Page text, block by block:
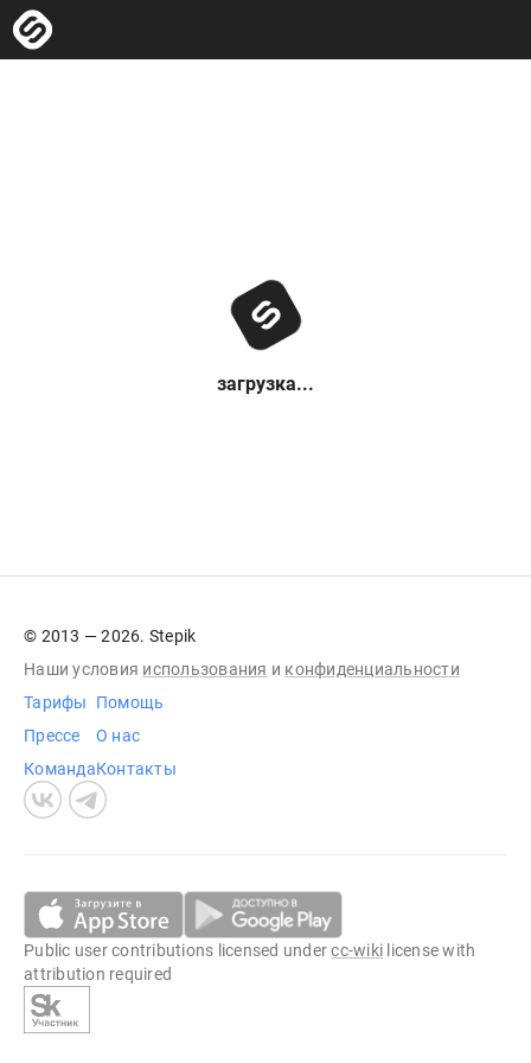
загрузка...
© 2013 — 2026. Stepik
Наши условия использования и конфиденциальности
Тарифы
Прессе
Команда
Помощь
О нас
Контакты
Public user contributions licensed undercc-wiki license with
attribution required